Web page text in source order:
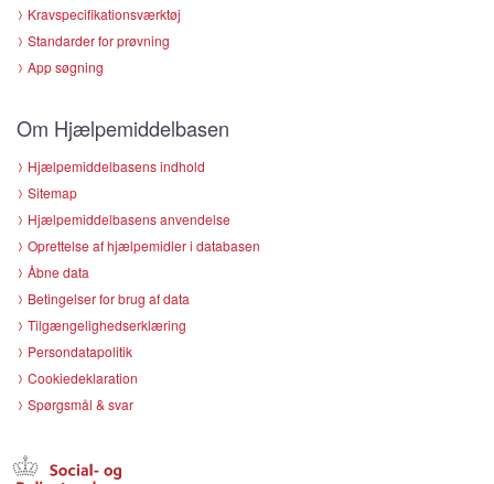
Kravspecifikationsværktøj
Standarder for prøvning
App søgning
Om Hjælpemiddelbasen
Hjælpemiddelbasens indhold
Sitemap
Hjælpemiddelbasens anvendelse
Oprettelse af hjælpemidler i databasen
Åbne data
Betingelser for brug af data
Tilgængelighedserklæring
Persondatapolitik
Cookiedeklaration
Spørgsmål & svar